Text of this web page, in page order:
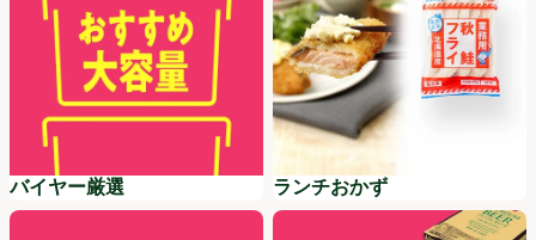
バイヤー厳選 ランチおかず
洗剤 特大サイズ 飲み物・酒など